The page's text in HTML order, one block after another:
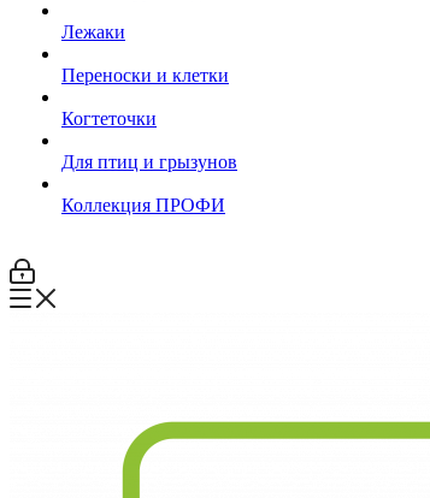
Лежаки
Переноски и клетки
Когтеточки
Для птиц и грызунов
Коллекция ПРОФИ